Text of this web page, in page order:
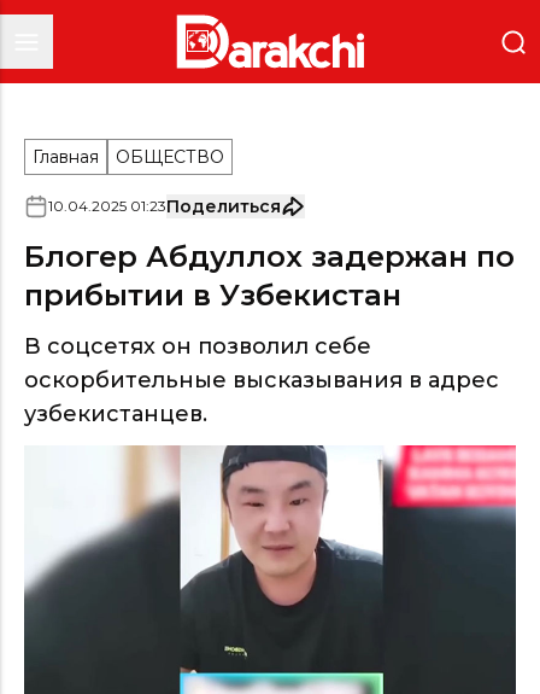
Главная ОБЩЕСТВО
10.04.2025 01:23Поделиться
Блогер Абдуллох задержан по
прибытии в Узбекистан
В соцсетях он позволил себе
оскорбительные высказывания в адрес
узбекистанцев.